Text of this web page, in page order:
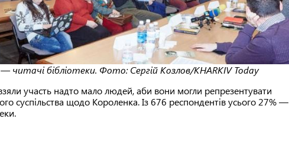
читачі бібліотеки. Фото: Сергій Козлов/KHARKIV Today
участь надто мало людей, аби вони могли репрезентувати
суспільства щодо Короленка. Із 676 респондентів усього 27% —